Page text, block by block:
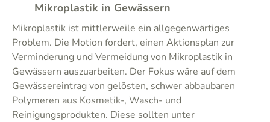
Mikroplastik in Gewässern
Mikroplastik ist mittlerweile ein allgegenwärtiges
Problem. Die Motion fordert, einen Aktionsplan zur
Verminderung und Vermeidung von Mikroplastik in
Gewässern auszuarbeiten. Der Fokus wäre auf dem
Gewässereintrag von gelösten, schwer abbaubaren
Polymeren aus Kosmetik-, Wasch- und
Reinigungsprodukten. Diese sollten unter